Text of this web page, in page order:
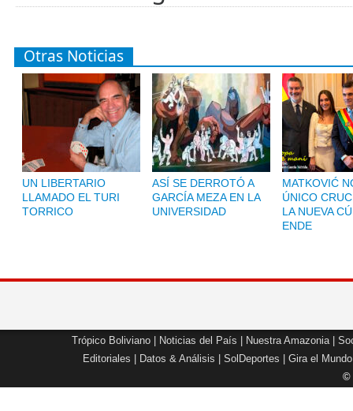
Otras Noticias
UN LIBERTARIO
LLAMADO EL TURI
TORRICO
ASÍ SE DERROTÓ A
GARCÍA MEZA EN LA
UNIVERSIDAD
MATKOVIĆ
ÚNICO
LA NUEVA
ENDE
Trópico Boliviano Noticias del País Nuestra Amazonia|
Editoriales
Datos & Análisis SolDeportes Gira el Mundo
©